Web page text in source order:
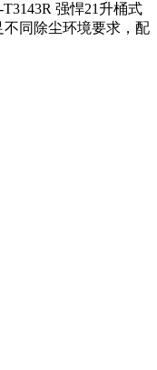
强悍21升桶式
同除尘环境要求，配